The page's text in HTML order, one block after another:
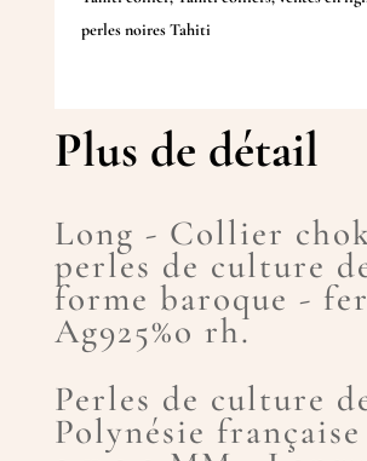
perles noires Tahiti
Plus de détail
Long - Collier
perles de culture
forme baroque -
Ag925%o rh.
Perles de culture
Polynésie